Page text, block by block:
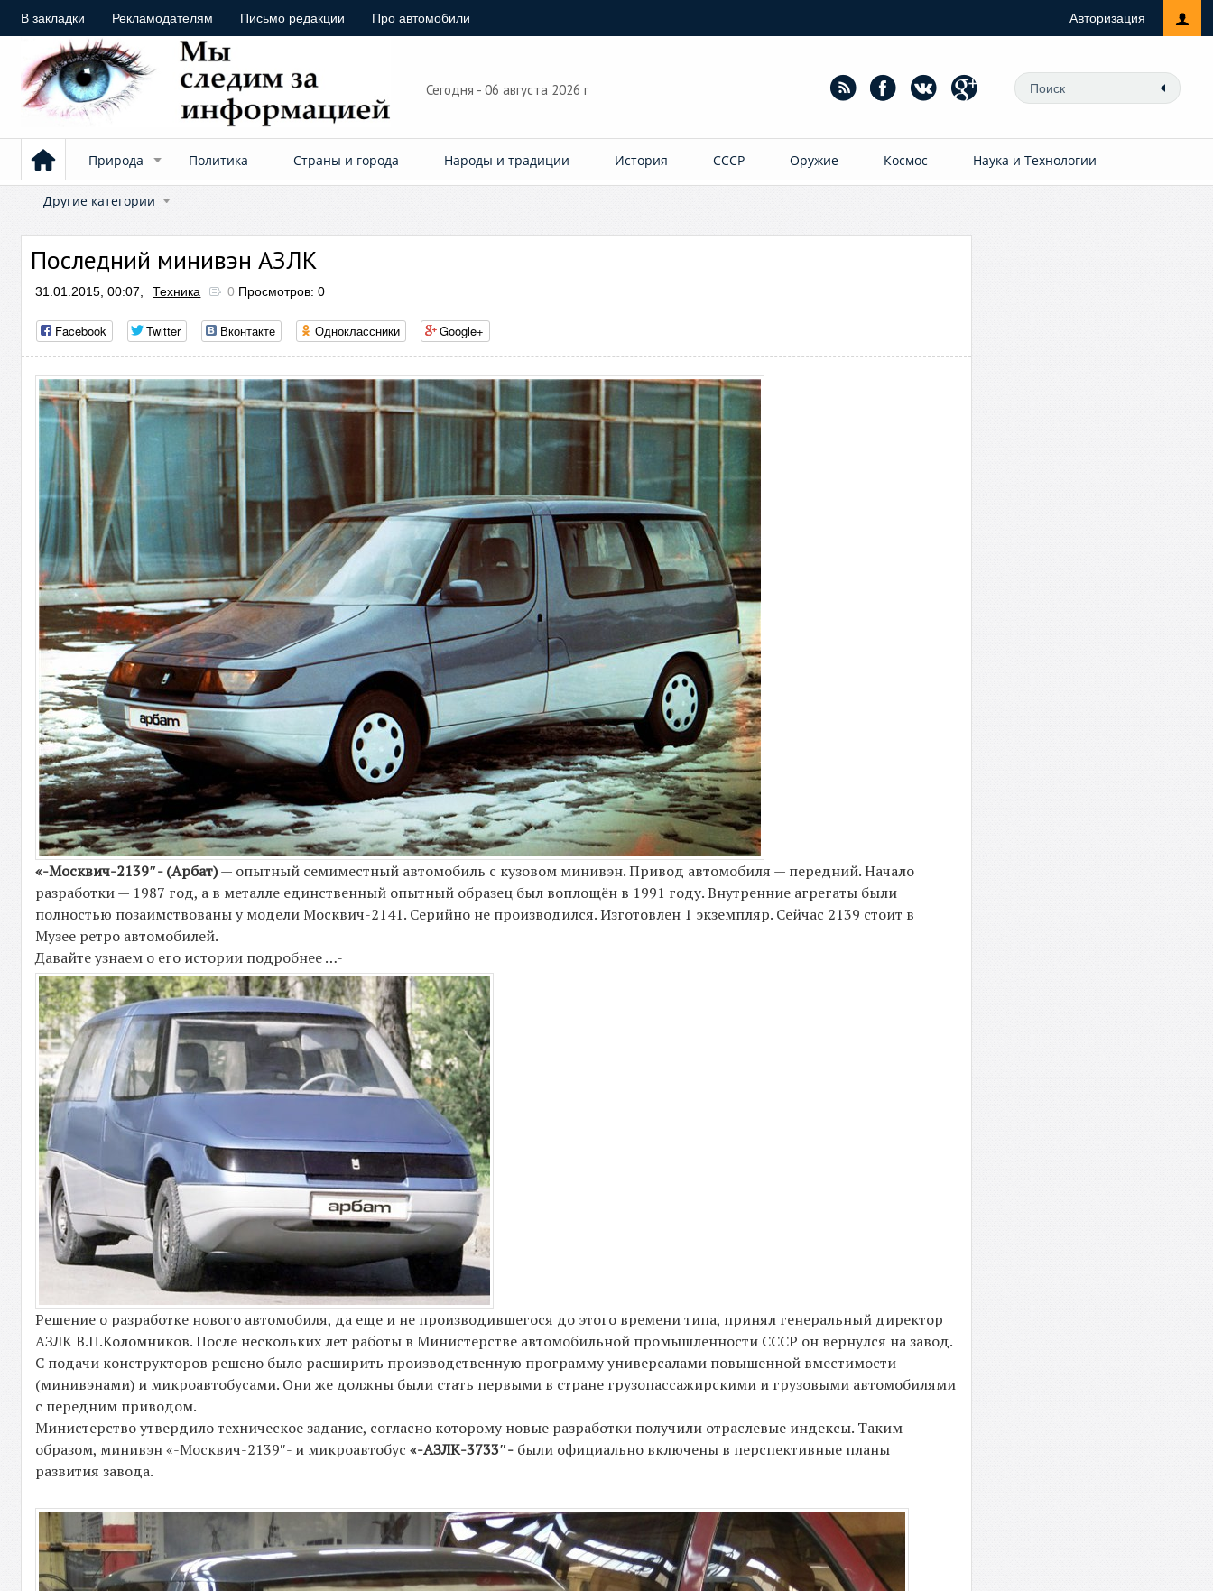
В закладки Рекламодателям Письмо редакции Про автомобили Авторизация
Сегодня - 06 августа 2026 г
Природа Политика Страны и города Народы и традиции История СССР Оружие Космос Наука и Технологии
Другие категории
Последний минивэн АЗЛК
31.01.2015, 00:07, Техника 0 Просмотров: 0
Facebook Twitter Вконтакте Одноклассники Google+
«-Москвич-2139″- (Арбат)— опытный семиместный автомобиль с кузовом минивэн. Привод автомобиля — передний. Начало
разработки — 1987 год, а в металле единственный опытный образец был воплощён в 1991 году. Внутренние агрегаты были
полностью позаимствованы у модели Москвич-2141. Серийно не производился. Изготовлен 1 экземпляр. Сейчас 2139 стоит в
Музее ретро автомобилей.
Давайте узнаем о его истории подробнее …-
Решение о разработке нового автомобиля, да еще и не производившегося до этого времени типа, принял генеральный директор
АЗЛК В.П.Коломников. После нескольких лет работы в Министерстве автомобильной промышленности СССР он вернулся на завод.
С подачи конструкторов решено было расширить производственную программу универсалами повышенной вместимости
(минивэнами) и микроавтобусами. Они же должны были стать первыми в стране грузопассажирскими и грузовыми автомобилями
с передним приводом.
Министерство утвердило техническое задание, согласно которому новые разработки получили отраслевые индексы. Таким
образом, минивэн «-Москвич-2139″- и микроавтобус«-АЗЛК-3733″- были официально включены в перспективные планы
развития завода.
-